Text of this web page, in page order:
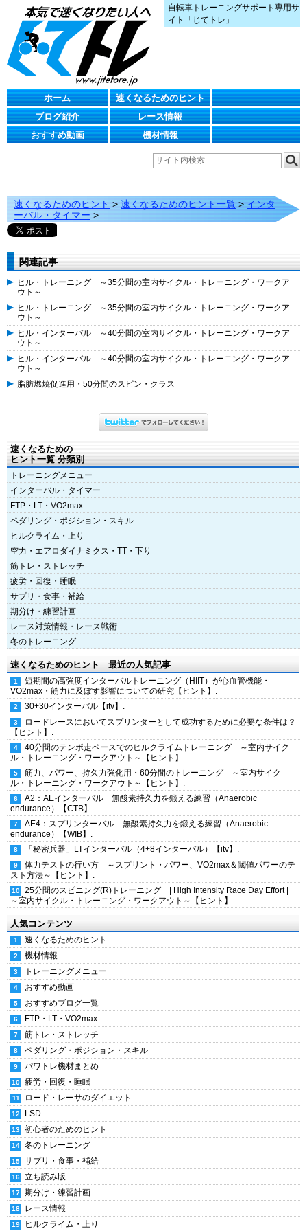
自転車トレーニングサポート専用サ
イト「じてトレ」
ホーム
速くなるためのヒント
ブログ紹介
レース情報
おすすめ動画
機材情報
速くなるためのヒント > 速くなるためのヒント一覧 > インタ
ーバル・タイマー >
関連記事
ヒル・トレーニング ～35分間の室内サイクル・トレーニング・ワークア
ウト～
ヒル・トレーニング ～35分間の室内サイクル・トレーニング・ワークア
ウト～
ヒル・インターバル ～40分間の室内サイクル・トレーニング・ワークア
ウト～
ヒル・インターバル ～40分間の室内サイクル・トレーニング・ワークア
ウト～
脂肪燃焼促進用・50分間のスピン・クラス
速くなるための
ヒント一覧 分類別
トレーニングメニュー
インターバル・タイマー
FTP・LT・VO2max
ペダリング・ポジション・スキル
ヒルクライム・上り
空力・エアロダイナミクス・TT・下り
筋トレ・ストレッチ
疲労・回復・睡眠
サプリ・食事・補給
期分け・練習計画
レース対策情報・レース戦術
冬のトレーニング
速くなるためのヒント 最近の人気記事
短期間の高強度インターバルトレーニング（HIIT）が心血管機能・
VO2max・筋力に及ぼす影響についての研究【ヒント】.
30+30インターバル【itv】.
ロードレースにおいてスプリンターとして成功するために必要な条件は？
【ヒント】.
40分間のテンポ走ペースでのヒルクライムトレーニング ～室内サイク
ル・トレーニング・ワークアウト～【ヒント】.
筋力、パワー、持久力強化用・60分間のトレーニング ～室内サイク
ル・トレーニング・ワークアウト～【ヒント】.
A2：AEインターバル 無酸素持久力を鍛える練習（Anaerobic
endurance）【CTB】.
AE4：スプリンターバル 無酸素持久力を鍛える練習（Anaerobic
endurance）【WIB】.
「秘密兵器」LTインターバル（4+8インターバル）【itv】.
体力テストの行い方 ～スプリント・パワー、VO2max＆閾値パワーのテ
スト方法～【ヒント】.
25分間のスピニング(R)トレーニング | High Intensity Race Day Effort |
～室内サイクル・トレーニング・ワークアウト～【ヒント】.
人気コンテンツ
速くなるためのヒント
機材情報
トレーニングメニュー
おすすめ動画
おすすめブログ一覧
FTP・LT・VO2max
筋トレ・ストレッチ
ペダリング・ポジション・スキル
パワトレ機材まとめ
疲労・回復・睡眠
ロード・レーサのダイエット
LSD
初心者のためのヒント
冬のトレーニング
サプリ・食事・補給
立ち読み版
期分け・練習計画
レース情報
ヒルクライム・上り